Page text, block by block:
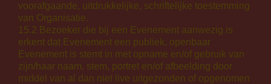
voorafgaande, uitdrukkelijke, schriftelijke toestemming
van Organisatie.
15.2 Bezoeker die bij een Evenement aanwezig is
erkent dat Evenement een publiek, openbaar
Evenement is stemt in met opname en/of gebruik van
zijn/haar naam, stem, portret en/of afbeelding door
middel van al dan niet live uitgezonden of opgenomen